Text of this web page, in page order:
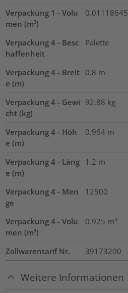
Verpackung 1 - Volu
men (m³)
0.01118645
Verpackung 4 - Besc
haffenheit
Palette
Verpackung 4 - Breit
e (m)
0.8 m
Verpackung 4 - Gewi
cht (kg)
92.88 kg
Verpackung 4 - Höh
e (m)
0.964 m
Verpackung 4 - Läng
e (m)
1.2 m
Verpackung 4 - Men
ge
12500
Verpackung 4 - Volu
men (m³)
0.925 m³
Zollwarentarif Nr. 39173200
Weitere Informationen